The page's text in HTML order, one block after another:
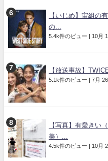
【いじめ】宙組の
の...
5.4k件のビュー | 10月
【放送事故】
5.1k件のビュー | 7月
【写真】有愛きい
美）...
4.5k件のビュー | 10月